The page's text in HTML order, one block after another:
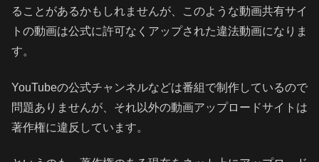
ることがあるかもしれませんが、このような動画共有サイ
トの動画は公式に許可なくアップされた違法動画になりま
す。
YouTubeの公式チャンネルなどは番組で制作しているので
問題ありませんが、それ以外の動画アップロードサイトは
著作権に違反しています。